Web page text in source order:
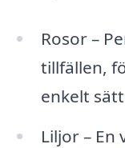
Rosor –
tillfällen,
enkelt
Liljor –